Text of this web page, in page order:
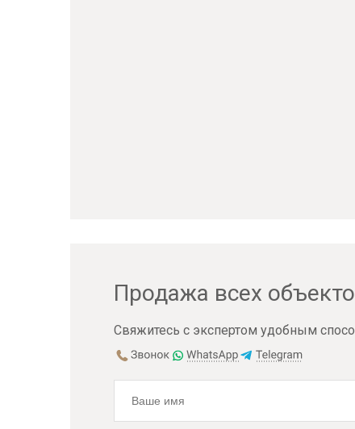
Продажа всех
Свяжитесь с экспертом удобным